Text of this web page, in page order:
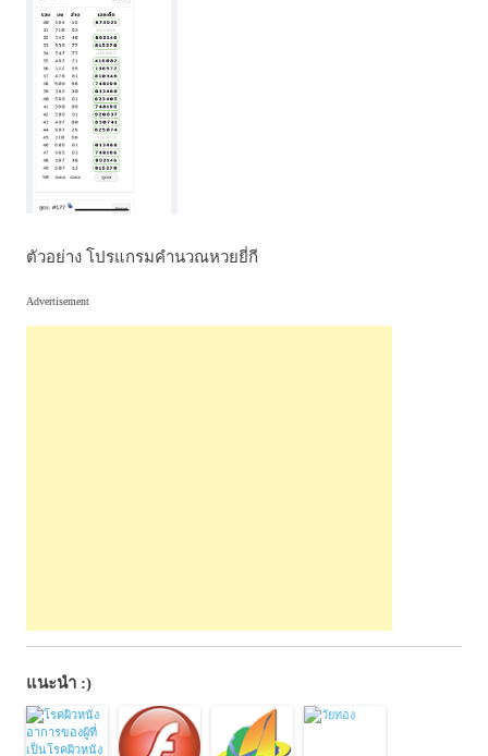
ตัวอย่าง โปรแกรมคำนวณหวยยี่กี
Advertisement
แนะนำ :)